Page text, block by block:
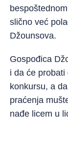
slično već
Džounsova.
Gospođica
i da će
konkursu, a
praćenja
nađe licem u